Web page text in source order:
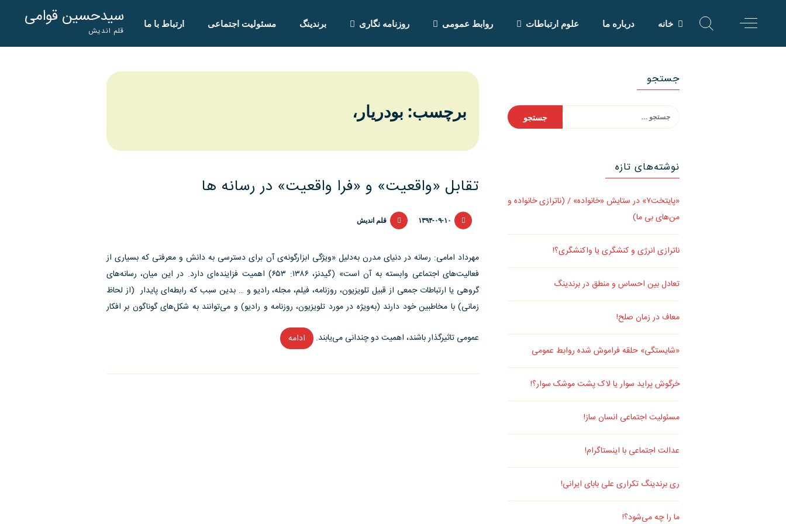
سیدحسین قوامی
قلم اندیش
خانه درباره ما علوم ارتباطات روابط عمومی روزنامه نگاری برندینگ مسئولیت اجتماعی ارتباط با ما
برچسب: بودريار،
تقابل «واقعیت» و «فرا واقعیت» در رسانه ها
۱۳۹۴-۰۹-۱۰ قلم اندیش
مهرداد امامی: رسانه در دنیای مدرن به‌دلیل «ویژگی ابزارگونه‌ی آن برای دسترسی به دانش و معرفتی که بسیاری از
فعالیت‌های اجتماعی وابسته به آن است» (گیدنز، ۱۳۸۶: ۶۵۳) اهمیت فزاینده‌ای دارد. در این میان، رسانه‌های
گروهی یا ارتباطات جمعی از قبیل تلویزیون، روزنامه، فیلم، مجله، رادیو و … بدین سبب که رابطه‌ای پایدار (از لحاظ
زمانی) با مخاطبین خود دارند (به‌ویژه در مورد تلویزیون، روزنامه و رادیو) و می‌توانند به شکل‌های گوناگون بر افکار
عمومی تاثیرگذار باشند، اهمیت دو چندانی می‌یابند. ادامه “تقابل
جستجو
جستجو
برای:
نوشته‌های تازه
«پایتخت۷» در ستایش «خانواده» / (ناترازی خانواده و
من‌های بی ما)
ناترازی انرژی و کنشگری یا واکنشگری؟!
تعادل بین احساس و منطق در برندینگ
معاف در زمان صلح!
«شایستگی» حلقه فراموش شده روابط عمومی
خرگوش پراید سوار یا لاک پشت موشک سوار؟!
مسئولیت اجتماعی انسان ساز!
عدالت اجتماعی با اینستاگرام!
ری برندینگ تکراری علی بابای ایرانی!
ما را چه می‌شود؟!